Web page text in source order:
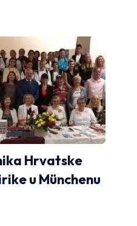
Hrvatske
u Münchenu